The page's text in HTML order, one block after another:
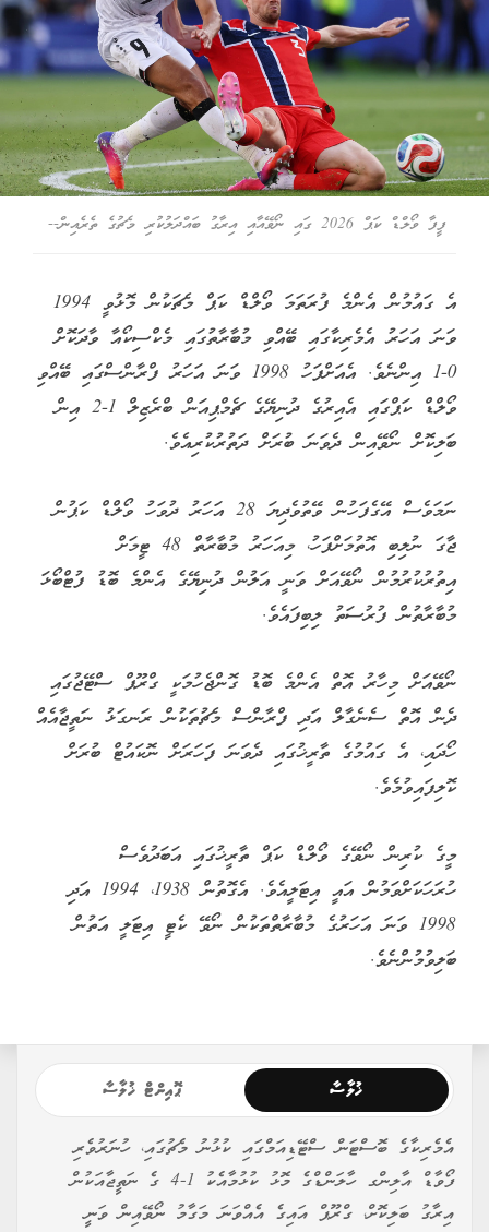
ފީފާ ވޯލްޑް ކަޕް 2026 ގައި ނޯވޭއާއި އިރާގު ބައްދަލުކުރި މެޗުގެ ތެރެއިން--
އެ ގައުމުން އެންމެ ފުރަތަމަ ވޯލްޑް ކަޕް މެޗަކުން މޮޅުވީ 1994
ވަނަ އަހަރު އެމެރިކާގައި ބޭއްވި މުބާރާތުގައި މެކްސިކޯއާ ވާދަކޮށް
0-1 އިންނެވެ. އެއަށްފަހު 1998 ވަނަ އަހަރު ފްރާންސްގައި ބޭއްވި
ވޯލްޑް ކަޕްގައި އެއިރުގެ ދުނިޔޭގެ ޗެމްޕިއަން ބްރެޒިލް 1-2 އިން
ބަލިކޮށް ނޯވޭއިން ދެވަނަ ބުރަށް ދަތުރުކުރިއެވެ.
ނަމަވެސް އޭގެފަހުން ވޭތުވެދިޔަ 28 އަހަރު ދުވަހު ވޯލްޑް ކަޕުން
ޖާގަ ނުލިބި އޮތުމަށްފަހު، މިއަހަރު މުބާރާތް 48 ޓީމަށް
އިތުރުކުރުމުން ނޯވޭއަށް ވަނީ އަލުން ދުނިޔޭގެ އެންމެ ބޮޑު ފުޓްބޯޅަ
މުބާރާތުން ފުރުސަތު ލިބިފައެވެ.
ނޯވޭއަށް މިހާރު އޮތް އެންމެ ބޮޑު ގޮންޖެހުމަކީ ގްރޫޕް ސްޓޭޖުގައި
ދެން އޮތް ސެނެގާލް އަދި ފްރާންސް މެޗުތަކުން ރަނގަޅު ނަތީޖާއެއް
ހޯދައި، އެ ގައުމުގެ ތާރީޚުގައި ދެވަނަ ފަހަރަށް ނޮކައުޓް ބުރަށް
ކޮލިފައިވުމެވެ.
މީގެ ކުރިން ނޯވޭގެ ވޯލްޑް ކަޕް ތާރީޚުގައި އަބަދުވެސް
ހުރަހަކަށްވަމުން އައީ އިޓަލީއެވެ. އެގޮތުން 1938، 1994 އަދި
1998 ވަނަ އަހަރުގެ މުބާރާތްތަކުން ނޯވޭ ކެޓީ އިޓަލީ އަތުން
ބަލިވުމުންނެވެ.
ޚުލާސާ ޕޮއިންޓް ޚުލާސާ
އެމެރިކާގެ ބޮސްޓަން ސްޓޭޑިއަމްގައި ކުޅުނު މެޗުގައި، ހުނަރުވެރި
ފޯވާޑް އާލިންގ ހާލަންޑްގެ މޮޅު ކުޅުމާއެކު 1-4 ގެ ނަތީޖާއަކުން
އިރާގު ބަލިކޮށް، ގްރޫޕް އައިގެ އެއްވަނަ މަގާމު ނޯވޭއިން ވަނީ